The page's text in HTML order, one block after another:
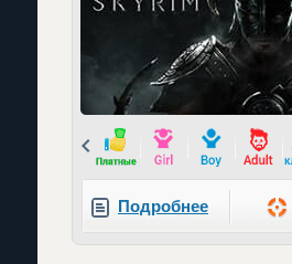
Prev
Подробнее